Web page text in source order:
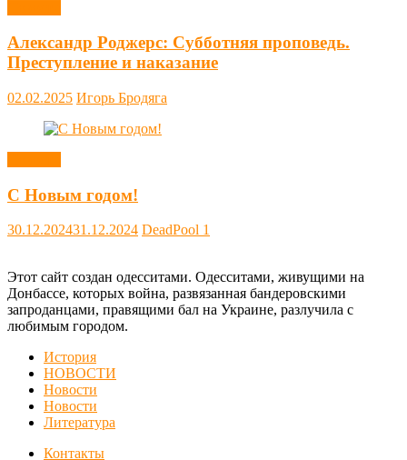
Александр Роджерс: Субботняя проповедь.
Преступление и наказание
02.02.2025 Игорь Бродяга
С Новым годом!
30.12.202431.12.2024 DeadPool 1
Этот сайт создан одесситами. Одесситами, живущими на
Донбассе, которых война, развязанная бандеровскими
запроданцами, правящими бал на Украине, разлучила с
любимым городом.
История
НОВОСТИ
Новости
Новости
Литература
Контакты